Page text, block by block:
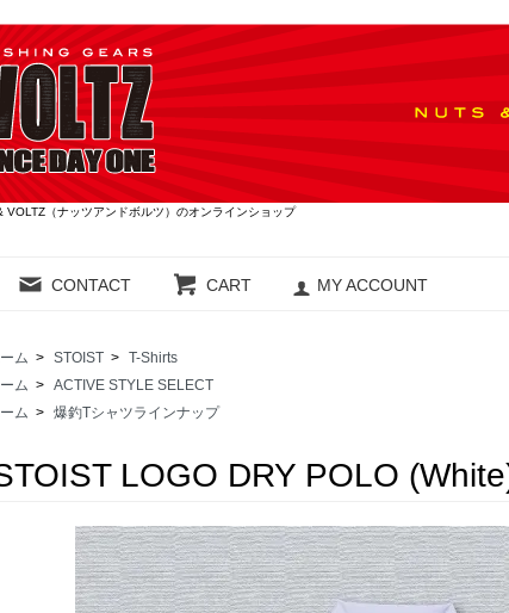
（ナッツアンドボルツ）のオンラインショップ
CONTACT CART MY ACCOUNT
ム > STOIST > T-Shirts
ム > ACTIVE STYLE SELECT
ム > 爆釣Tシャツラインナップ
LOGO DRY POLO